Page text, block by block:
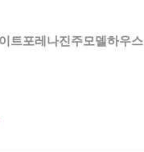
트포레나진주모델하우스